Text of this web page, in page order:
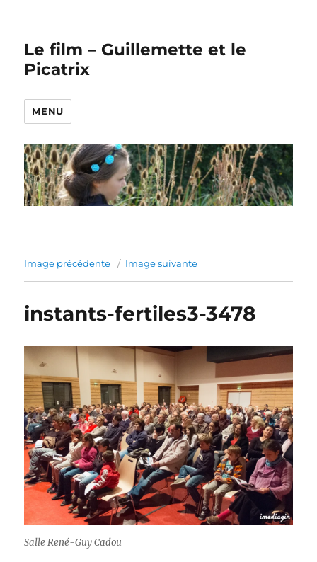
Le film – Guillemette et le
Picatrix
MENU
Image précédente Image suivante
instants-fertiles3-3478
Salle René-Guy Cadou